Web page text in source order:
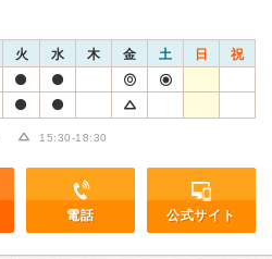
火 水 木 金 土 日 祝
15:30-18:30
電話 公式サイト